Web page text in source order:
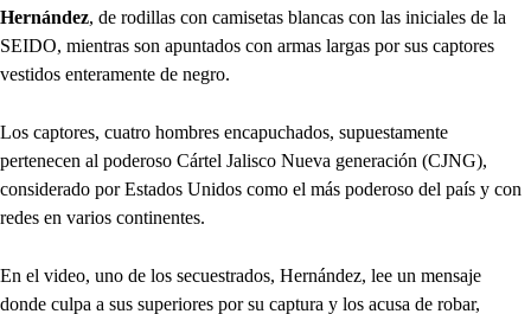
Hernández, de rodillas con camisetas blancas con las iniciales de la
SEIDO, mientras son apuntados con armas largas por sus captores
vestidos enteramente de negro.
Los captores, cuatro hombres encapuchados, supuestamente
pertenecen al poderoso Cártel Jalisco Nueva generación (CJNG),
considerado por Estados Unidos como el más poderoso del país y con
redes en varios continentes.
En el video, uno de los secuestrados, Hernández, lee un mensaje
donde culpa a sus superiores por su captura y los acusa de robar,